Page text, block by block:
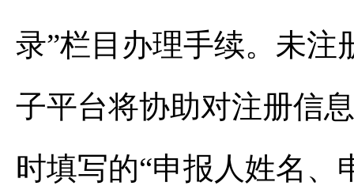
录”栏目办理手续。未注
子平台将协助对注册信
时填写的“申报人姓名、